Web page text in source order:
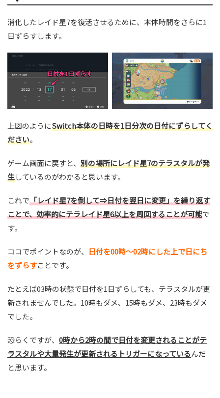
消化したレイド星7を復活させるために、本体時間をさらに1
日ずらすします。
上図のようにSwitch本体の日時を1日分次の日付にずらしてく
ださい。
ゲーム画面に戻すと、 別の場所にレイド星7のテラスタルが発
生しているのがわかると思います。
これで「レイド星7を倒して⇒日付を翌日に変更」を繰り返す
ことで、効率的にテラレイド星6以上を周回することが可能で
す。
ココでポイントなのが、 日付を00時～02時にした上で日にち
をずらすことです。
たとえば03時の状態で日付を1日ずらしても、テラスタルが更
新されませんでした。10時もダメ、15時もダメ、23時もダメ
でした。
恐らくですが、 0時から2時の間で日付を変更されることがテ
ラスタルや大量発生が更新されるトリガーになっているんだ
と思います。